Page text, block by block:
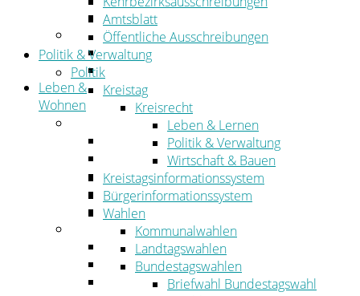
Landwirtschaft
Tourismus
Freizeit und Urlaub im Landkreis
Veranstaltungen
Leben &
Wohnen
Migration
Schulen, Bildung, Sport und Kultur
Soziales
Gesundheit
Jugend, Familie und Senioren
Bauen und Planen
Abfall
Amtsblatt
Öffentliche Ausschreibungen
Politik & Verwaltung
Politik
Kreistag
Kreisrecht
Leben & Lernen
Politik & Verwaltung
Wirtschaft & Bauen
Kreistagsinformationssystem
Bürgerinformationssystem
Wahlen
Kommunalwahlen
Landtagswahlen
Bundestagswahlen
Briefwahl Bundestagswahl